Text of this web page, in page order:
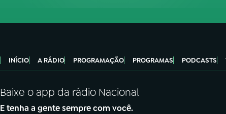
INÍCIO A RÁDIO PROGRAMAÇÃO PROGRAMAS PODCASTS
Baixe o app da rádio Nacional
E tenha a gente sempre com você.